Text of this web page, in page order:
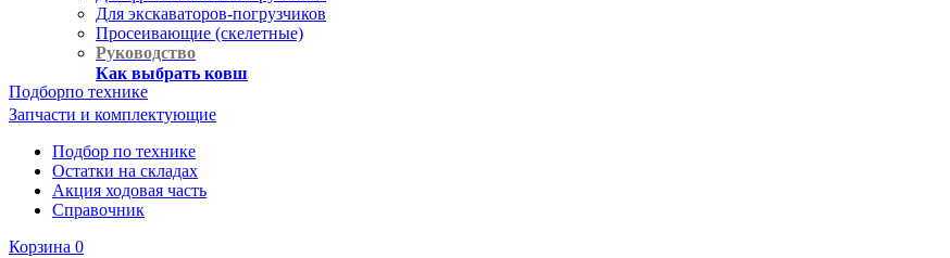
Для экскаваторов-погрузчиков
Просеивающие (скелетные)
Руководство
Как выбрать ковш
Подборпо технике
Запчасти и комплектующие
Подбор по технике
Остатки на складах
Акция ходовая часть
Справочник
Корзина 0